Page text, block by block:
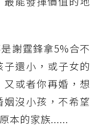
謝霆鋒拿5%合不
還小，或子女的
或者你再婚，想
沒小孩，不希望
本的家族......